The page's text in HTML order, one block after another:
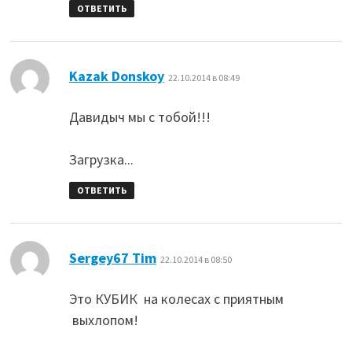
ОТВЕТИТЬ
Kazak Donskoy: 22.10.2014 в 08:49
Давидыч мы с тобой!!!
Загрузка...
ОТВЕТИТЬ
Sergey67 Tim: 22.10.2014 в 08:50
Это КУБИК на колесах с приятным
выхлопом!